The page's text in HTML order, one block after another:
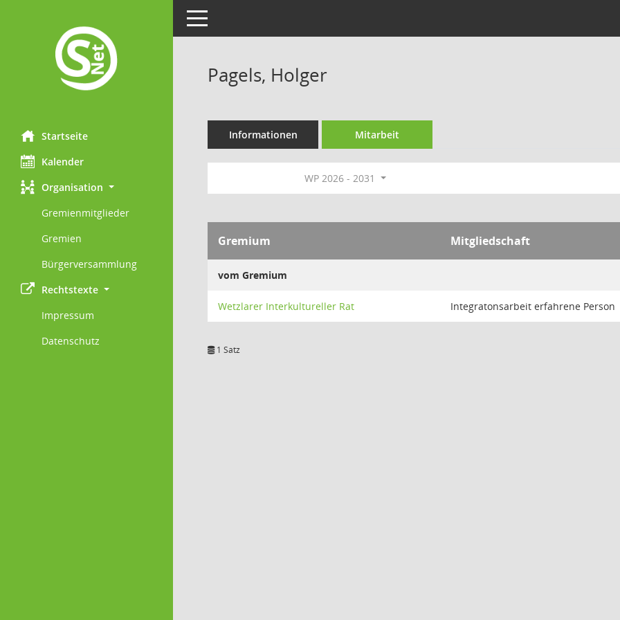
Startseite
Kalender
Organisation
Gremienmitglieder
Gremien
Bürgerversammlung
Rechtstexte
Impressum
Datenschutz
Toggle navigation
Pagels, Holger
Informationen Mitarbeit
WP 2026 - 2031
Gremium Mitgliedschaft
vom Gremium
Wetzlarer Interkultureller Rat Integratonsarbeit erfahrene Person
1 Satz